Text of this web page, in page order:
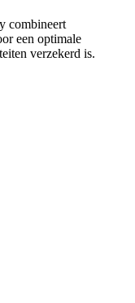
combineert
een optimale
verzekerd is.